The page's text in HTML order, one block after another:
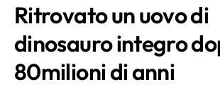
Ritrovato un uovo di
dinosauro integro
80milioni di anni